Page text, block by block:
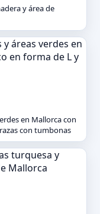
y área de
en Mallorca con
con tumbonas